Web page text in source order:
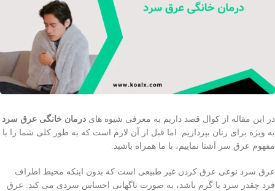
در این مقاله از کوال قصد داریم به معرفی شیوه های درمان خانگی عرق سرد
به ویژه برای زنان بپردازیم. اما قبل از آن لازم است که به طور کلی شما را با
مفهوم عرق سر آشنا نماییم، با ما همراه باشید.
عرق سرد نوعی عرق کردن غیر طبیعی است که بدون اینکه محیط اطراف
فرد چقدر سرد یا گرم باشد، به صورت ناگهانی احساس سردی می کند. عرق